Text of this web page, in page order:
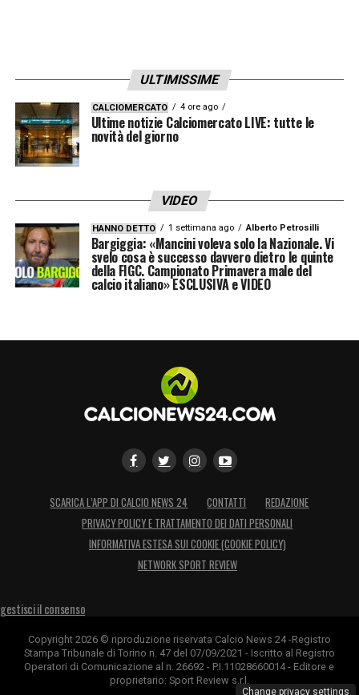
ULTIMISSIME
CALCIOMERCATO 4 ore ago
Ultime notizie Calciomercato LIVE: tutte le
novità del giorno
VIDEO
HANNO DETTO 1 settimana ago Alberto Petrosilli
Bargiggia: «Mancini voleva solo la Nazionale. Vi
svelo cosa è successo davvero dietro le quinte
della FIGC. Campionato Primavera male del
calcio italiano» ESCLUSIVA e VIDEO
SCARICA L’APP DI CALCIO NEWS 24 CONTATTI
REDAZIONE
PRIVACY POLICY E TRATTAMENTO DEI DATI PERSONALI
INFORMATIVA ESTESA SUI COOKIE (COOKIE POLICY)
NETWORK SPORT REVIEW
gestisci il consenso
Copyright 2026 © riproduzione riservata Calcio News 24 -Registro
Stampa Tribunale di Torino n. 47 del 07/09/2021 - Iscritto al Registro
Operatori di Comunicazione al n. 26692 - P.I.11028660014 - Editore e
proprietario: Sport Review s.r.l.
Change privacy settings